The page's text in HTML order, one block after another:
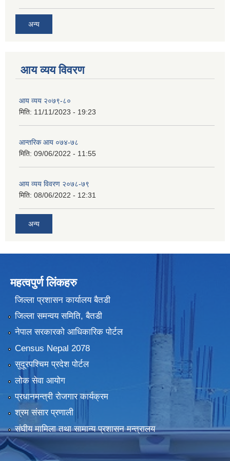
अन्य
आय व्यय विवरण
आय व्यय २०७९-८०
मिति: 11/11/2023 - 19:23
आन्तरिक आय ०७४-७८
मिति: 09/06/2022 - 11:55
आय व्यय विवरण २०७८-७९
मिति: 08/06/2022 - 12:31
अन्य
महत्वपुर्ण लिंकहरु
जिल्ला प्रशासन कार्यालय बैतडी
जिल्ला समन्वय समिति, बैतडी
नेपाल सरकारको आधिकारिक पोर्टल
Census Nepal 2078
सुदूरपश्चिम प्रदेश पोर्टल
लोक सेवा आयोग
प्रधानमन्त्री रोजगार कार्यक्रम
श्रम संसार प्रणाली
संघीय मामिला तथा सामान्य प्रशासन मन्त्रालय